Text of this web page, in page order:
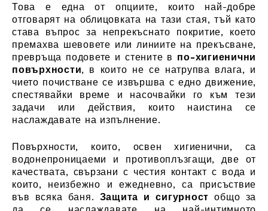
Това е една от опциите, които най-добре
отговарят на облицовката на тази стая, тъй като
става въпрос за непрекъснато покритие, което
премахва шевовете или линиите на прекъсване,
превръща подовете и стените в по-хигиенични
повърхности, в които не се натрупва влага, и
чието почистване се извършва с едно движение,
спестявайки време и насочвайки го към тези
задачи или действия, които наистина се
наслаждавате на изпълнение.
Повърхности, които, освен хигиенични, са
водонепроницаеми и противоплъзгащи, две от
качествата, свързани с честия контакт с вода и
които, неизбежно и ежедневно, са присъствие
във всяка баня. Защита и сигурност общо за